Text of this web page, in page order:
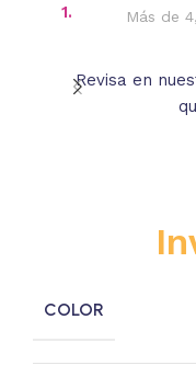
1. Más de
Revisa en
COLOR